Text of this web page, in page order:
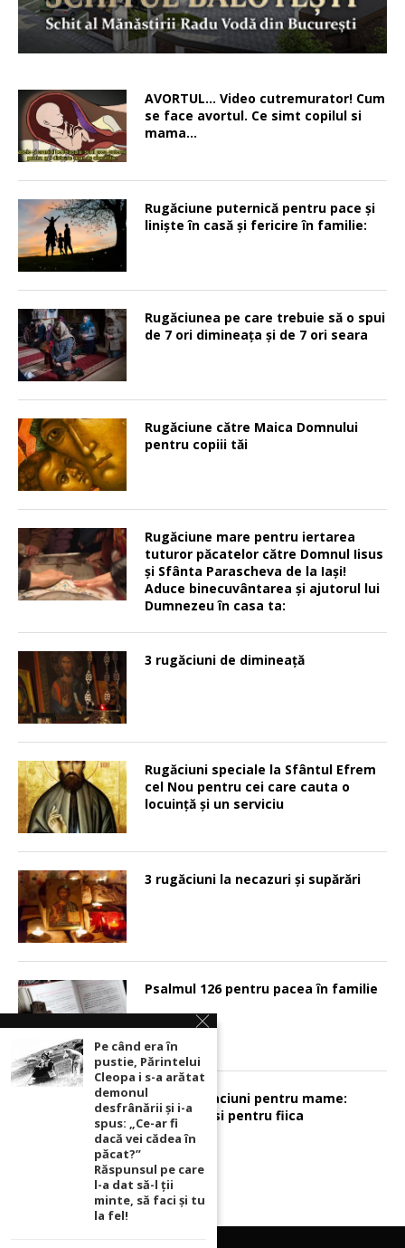
AVORTUL… Video cutremurator! Cum
se face avortul. Ce simt copilul si
mama…
Rugăciune puternică pentru pace şi
linişte în casă şi fericire în familie:
Rugăciunea pe care trebuie să o spui
de 7 ori dimineața și de 7 ori seara
Rugăciune către Maica Domnului
pentru copiii tăi
Rugăciune mare pentru iertarea
tuturor păcatelor către Domnul Iisus
şi Sfânta Parascheva de la Iaşi!
Aduce binecuvântarea şi ajutorul lui
Dumnezeu în casa ta:
3 rugăciuni de dimineață
Rugăciuni speciale la Sfântul Efrem
cel Nou pentru cei care cauta o
locuinţă şi un serviciu
3 rugăciuni la necazuri și supărări
Psalmul 126 pentru pacea în familie
Sunt 2 rugaciuni pentru mame:
pentru fiu si pentru fiica
Pe când era în
pustie, Părintelui
Cleopa i s-a arătat
demonul
desfrânării şi i-a
spus: „Ce-ar fi
dacă vei cădea în
păcat?”
Răspunsul pe care
l-a dat să-l ții
minte, să faci și tu
la fel!